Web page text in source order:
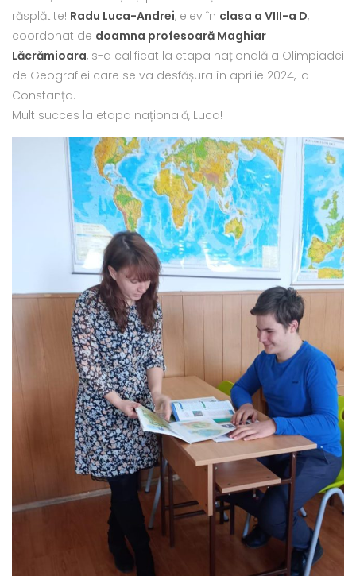
răsplătite! Radu Luca-Andrei, elev în clasa a VIII-a D,
coordonat de doamna profesoară Maghiar
Lăcrămioara, s-a calificat la etapa națională a Olimpiadei
de Geografiei care se va desfășura în aprilie 2024, la
Constanța.
Mult succes la etapa națională, Luca!